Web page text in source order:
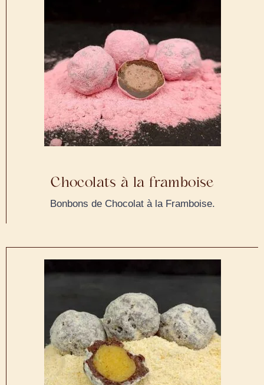
Chocolats à la framboise
Bonbons de Chocolat à la Framboise.